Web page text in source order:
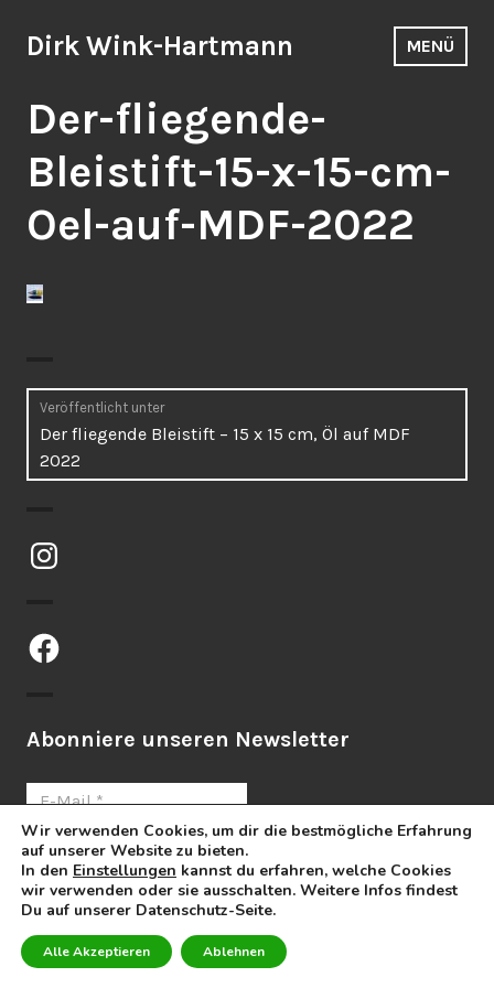
Inhalt
Dirk Wink-Hartmann MENÜ
Der-fliegende-
Bleistift-15-x-15-cm-
Oel-auf-MDF-2022
Beitragsnavigation
Veröffentlicht unter
Der fliegende Bleistift – 15 x 15 cm, Öl auf MDF
2022
Instagram
Facebook
Abonniere unseren Newsletter
Stolz präsentiert von WordPress Theme: Orvis von
Wir verwenden Cookies, um dir die bestmögliche Erfahrung
auf unserer Website zu bieten.
In den Einstellungen kannst du erfahren, welche Cookies
wir verwenden oder sie ausschalten. Weitere Infos findest
Du auf unserer Datenschutz-Seite.
Alle Akzeptieren Ablehnen